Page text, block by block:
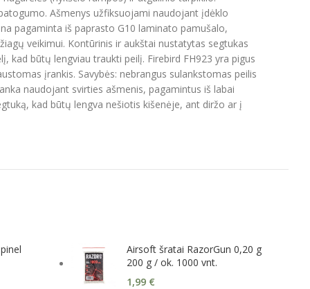
Ašmenys užfiksuojami naudojant įdėklo
pagaminta iš paprasto G10 laminato pamušalo,
veikimui. Kontūrinis ir aukštai nustatytas segtukas
kad būtų lengviau traukti peilį. Firebird FH923 yra pigus
įrankis. Savybės: nebrangus sulankstomas peilis
naudojant svirties ašmenis, pagamintus iš labai
kad būtų lengva nešiotis kišenėje, ant diržo ar į
Airsoft šratai RazorGun 0,20 g
200 g / ok. 1000 vnt.
1,99 €